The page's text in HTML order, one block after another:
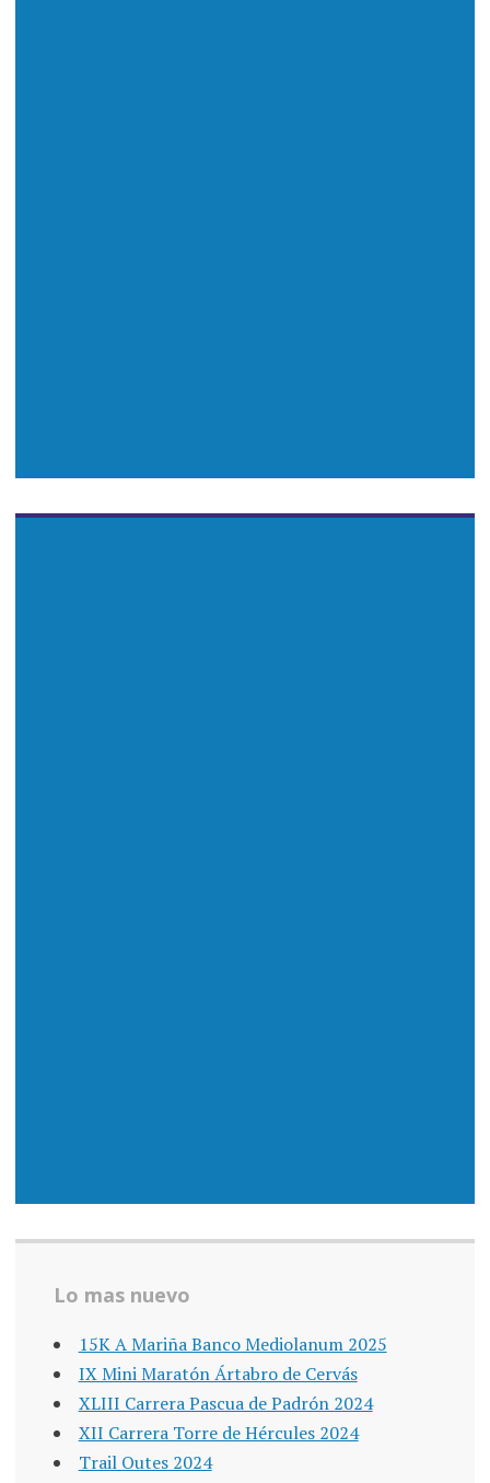
Lo mas nuevo
15K A Mariña Banco Mediolanum 2025
IX Mini Maratón Ártabro de Cervás
XLIII Carrera Pascua de Padrón 2024
XII Carrera Torre de Hércules 2024
Trail Outes 2024